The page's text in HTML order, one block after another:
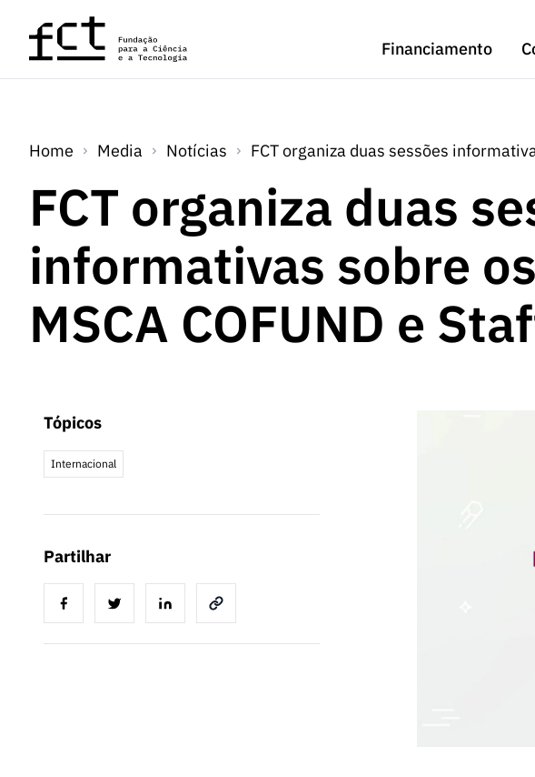
Saltar para o conteúdo principal
Financiamento
Home Media Notícias FCT organiza duas sessões
FCT organiza duas
informativas sobre
MSCA COFUND e
Tópicos
Internacional
Partilhar